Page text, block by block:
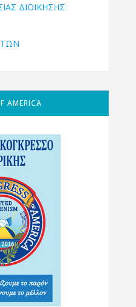
ΔΙΟΊΚΗΣΗΣ
AMERICA